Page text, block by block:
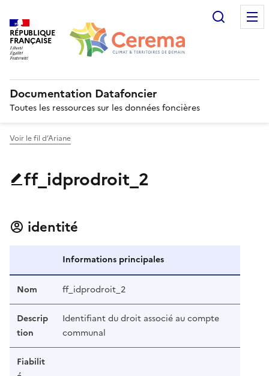
RÉPUBLIQUE
FRANÇAISE
Documentation Datafoncier
Toutes les ressources sur les données foncières
Voir le fil d’Ariane
ff_idprodroit_2
identité
Informations principales
Nom ff_idprodroit_2
Descrip
tion
Identifiant du droit associé au compte
communal
Fiabilit